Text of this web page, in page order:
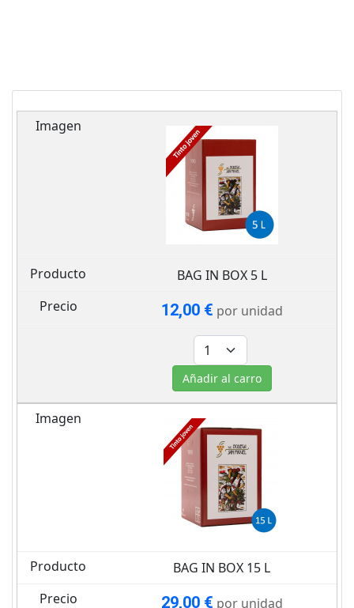
BAG IN BOX 5 L
12,00 € por unidad
Añadir al carro
BAG IN BOX 15 L
29,00 € por unidad